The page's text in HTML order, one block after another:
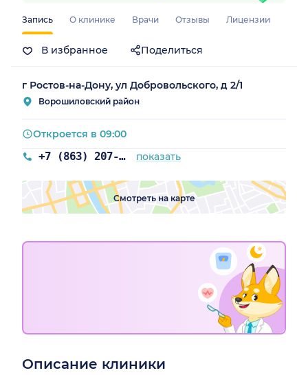
Запись О клинике Врачи Отзывы Лицензии
В избранное Поделиться
г Ростов-на-Дону, ул Добровольского, д 2/1
Ворошиловский район
+7 (863) 207-20-71 показать
Откроется в 09:00
Смотреть на карте
Описание клиники